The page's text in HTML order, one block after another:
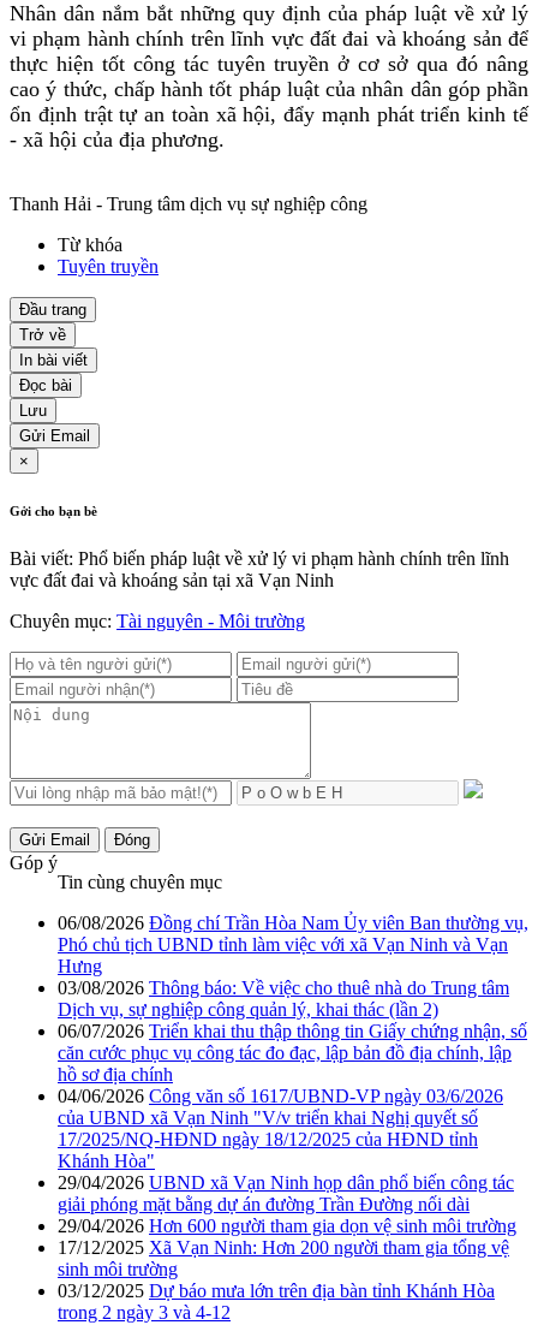
Nhân dân nắm bắt những quy định của pháp luật về xử lý
vi phạm hành chính trên lĩnh vực đất đai và khoáng sản để
thực hiện tốt công tác tuyên truyền ở cơ sở qua đó nâng
cao ý thức, chấp hành tốt pháp luật của nhân dân góp phần
ổn định trật tự an toàn xã hội, đẩy mạnh phát triển kinh tế
- xã hội của địa phương.
Thanh Hải - Trung tâm dịch vụ sự nghiệp công
Từ khóa
Tuyên truyền
Đầu trang
Trở về
In bài viết
Đọc bài
Lưu
Gửi Email
×
Gởi cho bạn bè
Bài viết: Phổ biến pháp luật về xử lý vi phạm hành chính trên lĩnh
vực đất đai và khoáng sản tại xã Vạn Ninh
Chuyên mục: Tài nguyên - Môi trường
Gửi Email Đóng
Góp ý
Tin cùng chuyên mục
06/08/2026 Đồng chí Trần Hòa Nam Ủy viên Ban thường vụ,
Phó chủ tịch UBND tỉnh làm việc với xã Vạn Ninh và Vạn
Hưng
03/08/2026 Thông báo: Về việc cho thuê nhà do Trung tâm
Dịch vụ, sự nghiệp công quản lý, khai thác (lần 2)
06/07/2026 Triển khai thu thập thông tin Giấy chứng nhận, số
căn cước phục vụ công tác đo đạc, lập bản đồ địa chính, lập
hồ sơ địa chính
04/06/2026 Công văn số 1617/UBND-VP ngày 03/6/2026
của UBND xã Vạn Ninh "V/v triển khai Nghị quyết số
17/2025/NQ-HĐND ngày 18/12/2025 của HĐND tỉnh
Khánh Hòa"
29/04/2026 UBND xã Vạn Ninh họp dân phổ biến công tác
giải phóng mặt bằng dự án đường Trần Đường nối dài
29/04/2026 Hơn 600 người tham gia dọn vệ sinh môi trường
17/12/2025 Xã Vạn Ninh: Hơn 200 người tham gia tổng vệ
sinh môi trường
03/12/2025 Dự báo mưa lớn trên địa bàn tỉnh Khánh Hòa
trong 2 ngày 3 và 4-12